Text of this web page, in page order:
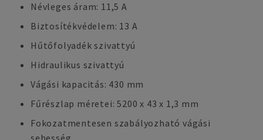
Névleges áram: 11,5 A
Biztosítékvédelem: 13 A
Hűtőfolyadék szivattyú
Hidraulikus szivattyú
Vágási kapacitás: 430 mm
Fűrészlap méretei: 5200 x 43 x 1,3 mm
Fokozatmentesen szabályozható vágási
sebesség